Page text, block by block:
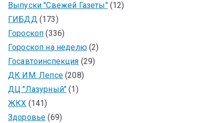
Выпуски "Свежей Газеты"(12)
ГИБДД(173)
Гороскоп (336)
Гороскоп на неделю(2)
Госавтоинспекция (29)
ДК ИМ. Лепсе(208)
ДЦ "Лазурный" (1)
ЖКХ (141)
Здоровье (69)